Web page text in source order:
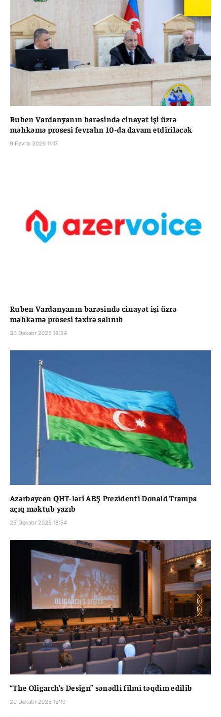
Ruben Vardanyanın barəsində cinayət işi üzrə
məhkəmə prosesi fevralın 10-da davam etdiriləcək
9 Fevral 2026 11:17
Ruben Vardanyanın barəsində cinayət işi üzrə
məhkəmə prosesi təxirə salınıb
30 Dekabr 2025 18:34
Azərbaycan QHT-ləri ABŞ Prezidenti Donald Trampa
açıq məktub yazıb
25 Dekabr 2025 18:54
“The Oligarch’s Design” sənədli filmi təqdim edilib
20 Dekabr 2025 12:19